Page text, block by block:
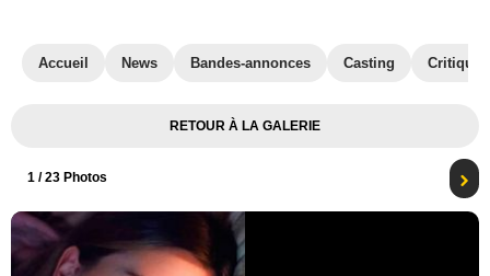
Accueil News Bandes-annonces Casting
RETOUR À LA GALERIE
1 / 23 Photos